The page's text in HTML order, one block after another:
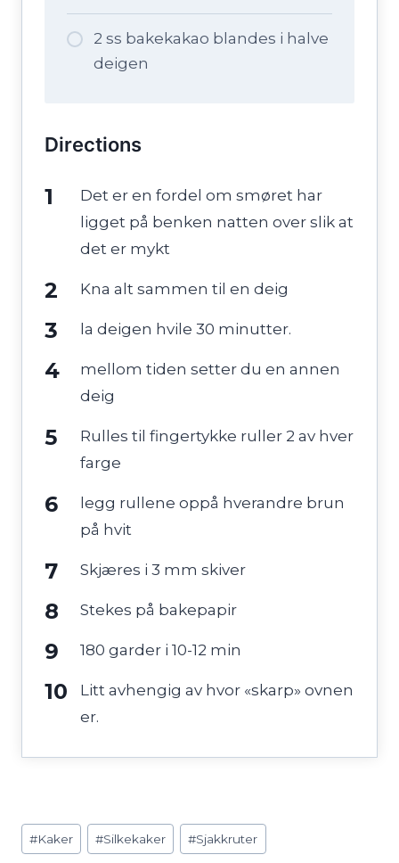
2 ss bakekakao blandes i halve
deigen
Directions
Det er en fordel om smøret har
ligget på benken natten over slik at
det er mykt
Kna alt sammen til en deig
la deigen hvile 30 minutter.
mellom tiden setter du en annen
deig
Rulles til fingertykke ruller 2 av hver
farge
legg rullene oppå hverandre brun
på hvit
Skjæres i 3 mm skiver
Stekes på bakepapir
180 garder i 10-12 min
Litt avhengig av hvor «skarp» ovnen
er.
Post
Tags:
#Kaker #Silkekaker #Sjakkruter